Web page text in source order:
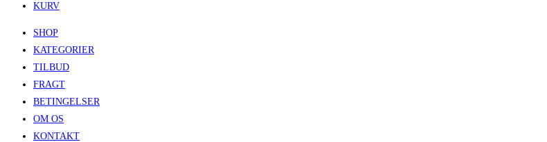
KURV
SHOP
KATEGORIER
TILBUD
FRAGT
BETINGELSER
OM OS
KONTAKT